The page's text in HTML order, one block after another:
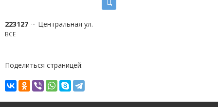
Ц
223127 Центральная ул.
ВСЕ
Поделиться страницей: